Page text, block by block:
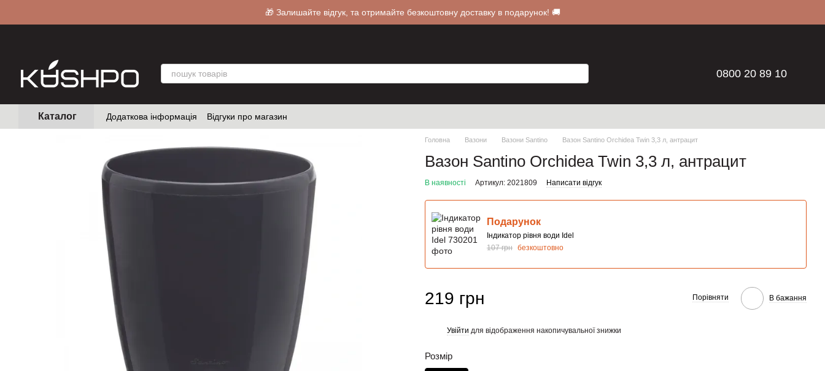
🎁 Залишайте відгук, та отримайте безкоштовну доставку в подарунок! 🚚
0800 20 89 10
Каталог Додаткова інформація Відгуки про магазин
Головна Вазони Вазони Santino Вазон Santino Orchidea Twin 3,3 л, антрацит
Вазон Santino Orchidea Twin 3,3 л, антрацит
В наявності Артикул: 2021809 Написати відгук
Подарунок
Індикатор рівня води Idel
107 грн безкоштовно
219 грн Порівняти В бажання
Увійти для відображення накопичувальної знижки
Розмір